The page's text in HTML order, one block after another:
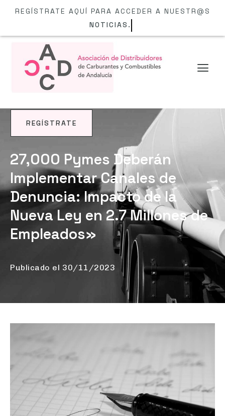
REGÍSTRATE AQUÍ PARA ACCEDER A NUESTR@S
NOTICIAS.
REGÍSTRATE
NOTICIAS
27,000 Pymes Deberán
Implementar Canales de
Denuncia: Impacto de la
Nueva Ley en 2.7 Millones de
Empleados»
Publicado el 30/11/2023